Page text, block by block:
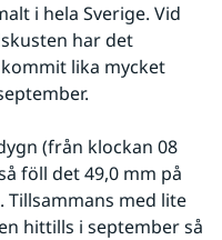
i hela Sverige. Vid
har det
lika mycket
(från klockan 08
föll det 49,0 mm på
med lite
hittills i september så